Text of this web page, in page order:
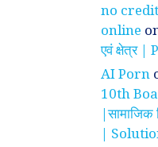
no
online
एवं क्षेत्र
AI Porn
10th
|